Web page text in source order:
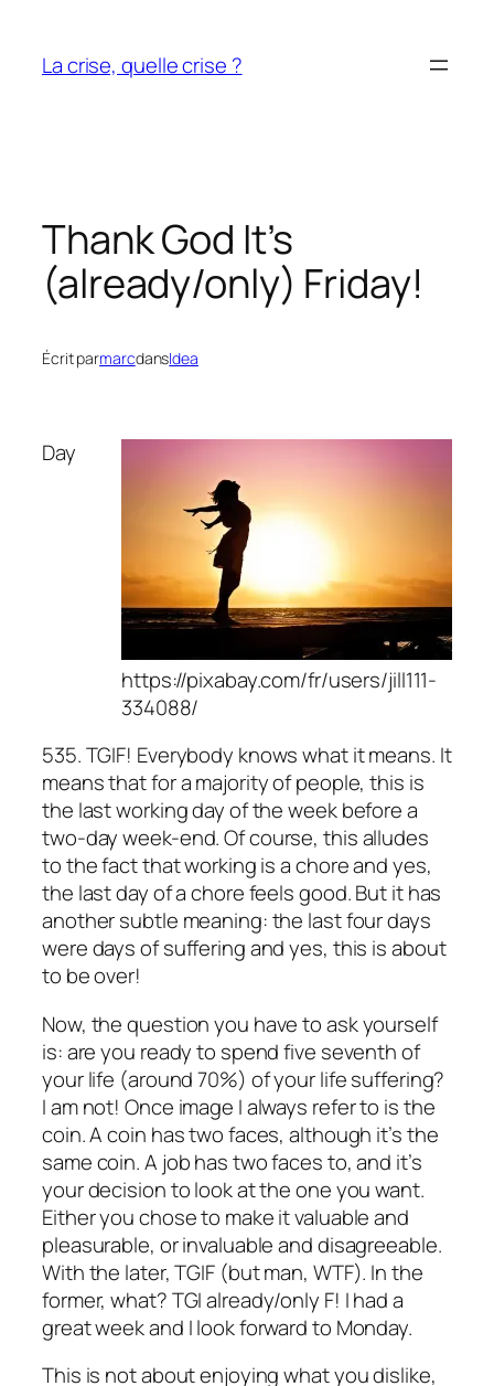
contenu
La crise, quelle crise ?
Thank God It’s
(already/only) Friday!
Écrit parmarcdansIdea
https://pixabay.com/fr/users/jill111-
334088/
Day
535. TGIF! Everybody knows what it means. It
means that for a majority of people, this is
the last working day of the week before a
two-day week-end. Of course, this alludes
to the fact that working is a chore and yes,
the last day of a chore feels good. But it has
another subtle meaning: the last four days
were days of suffering and yes, this is about
to be over!
Now, the question you have to ask yourself
is: are you ready to spend five seventh of
your life (around 70%) of your life suffering?
I am not! Once image I always refer to is the
coin. A coin has two faces, although it’s the
same coin. A job has two faces to, and it’s
your decision to look at the one you want.
Either you chose to make it valuable and
pleasurable, or invaluable and disagreeable.
With the later, TGIF (but man, WTF). In the
former, what? TGI already/only F! I had a
great week and I look forward to Monday.
This is not about enjoying what you dislike,